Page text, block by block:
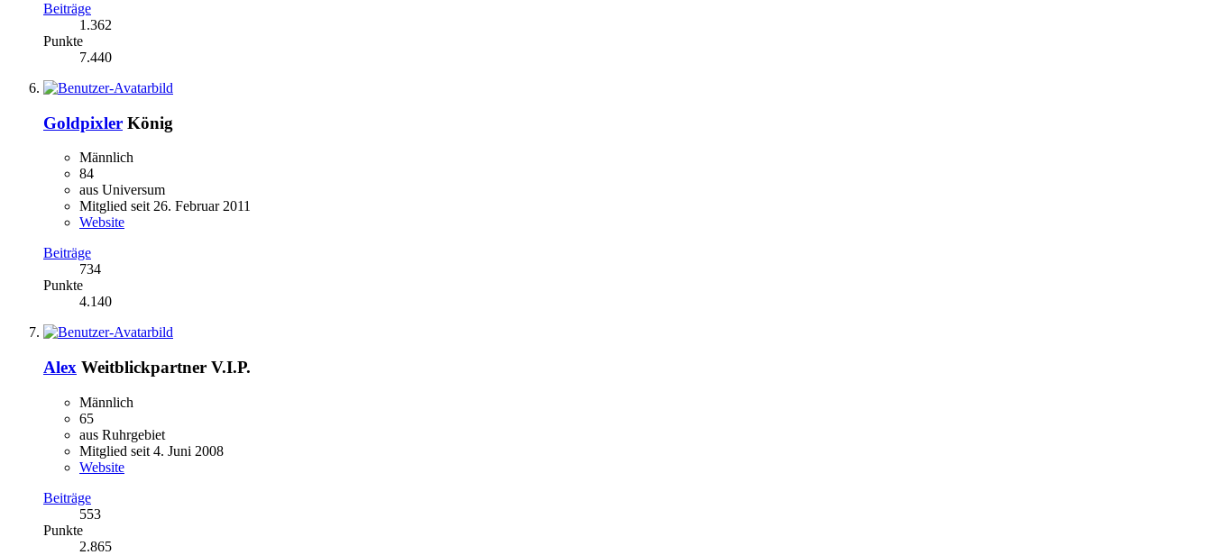
Beiträge
1.362
Punkte
7.440
Goldpixler König
Männlich
84
aus Universum
Mitglied seit 26. Februar 2011
Website
Beiträge
734
Punkte
4.140
Alex Weitblickpartner V.I.P.
Männlich
65
aus Ruhrgebiet
Mitglied seit 4. Juni 2008
Website
Beiträge
553
Punkte
2.865